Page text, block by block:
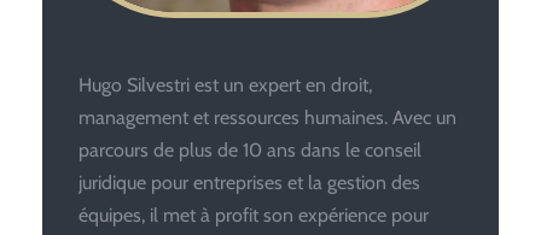
Hugo Silvestri est un expert en droit,
management et ressources humaines. Avec un
parcours de plus de 10 ans dans le conseil
juridique pour entreprises et la gestion des
équipes, il met à profit son expérience pour